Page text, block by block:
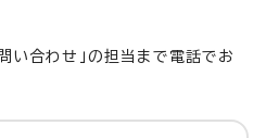
い合わせ」の担当まで電話でお